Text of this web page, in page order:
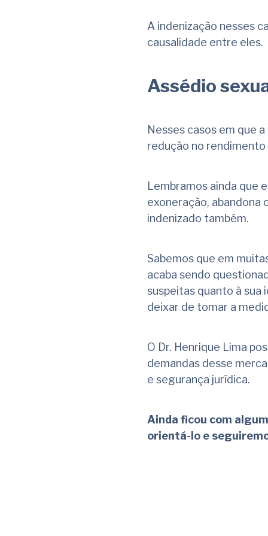
A indenização nesses
causalidade entre eles.
Assédio
Nesses casos em que
redução no
Lembramos ainda que
exoneração, abandona
indenizado também.
Sabemos que em
acaba sendo
suspeitas quanto à sua
deixar de tomar a
O Dr. Henrique Lima
demandas desse
e segurança jurídica.
Ainda ficou com
orientá-lo e